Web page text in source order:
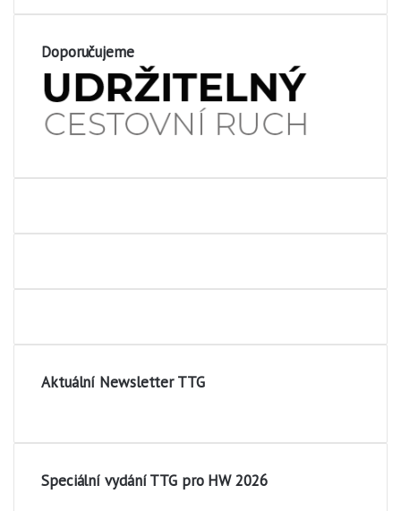
Doporučujeme
Aktuální Newsletter TTG
Speciální vydání TTG pro HW 2026